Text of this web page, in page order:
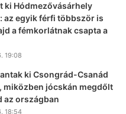
ki Hódmezővásárhely
az egyik férfi többször is
a fémkorlátnak csapta a
19:08
ki Csongrád-Csanád
miközben jócskán megdőlt
az országban
18:54